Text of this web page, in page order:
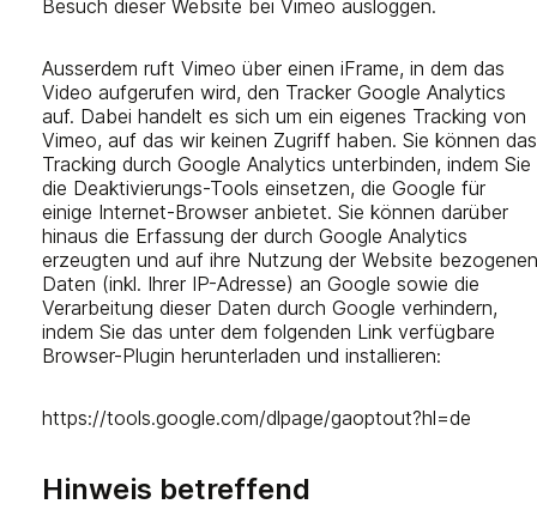
Besuch dieser Website bei Vimeo ausloggen.
Ausserdem ruft Vimeo über einen iFrame, in dem das
Video aufgerufen wird, den Tracker Google Analytics
auf. Dabei handelt es sich um ein eigenes Tracking von
Vimeo, auf das wir keinen Zugriff haben. Sie können das
Tracking durch Google Analytics unterbinden, indem Sie
die Deaktivierungs-Tools einsetzen, die Google für
einige Internet-Browser anbietet. Sie können darüber
hinaus die Erfassung der durch Google Analytics
erzeugten und auf ihre Nutzung der Website bezogenen
Daten (inkl. Ihrer IP-Adresse) an Google sowie die
Verarbeitung dieser Daten durch Google verhindern,
indem Sie das unter dem folgenden Link verfügbare
Browser-Plugin herunterladen und installieren:
https://tools.google.com/dlpage/gaoptout?hl=de
Hinweis betreffend